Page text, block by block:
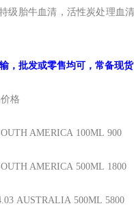
级胎牛血清，活性炭处理血
，批发或零售均可，常备现
格
AMERICA 100ML 900
AMERICA 500ML 1800
AUSTRALIA 500ML 5800